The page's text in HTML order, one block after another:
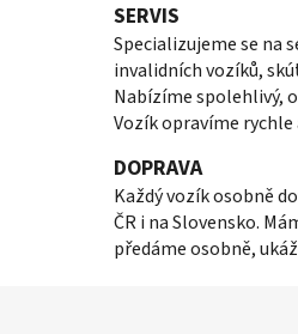
r
v
k
y
p
i
s
SERVIS
Specializujeme se na
invalidních vozíků,
Nabízíme spolehlivý,
Vozík opravíme
DOPRAVA
Každý vozík osobně
ČR i na Slovensko.
předáme osobně,